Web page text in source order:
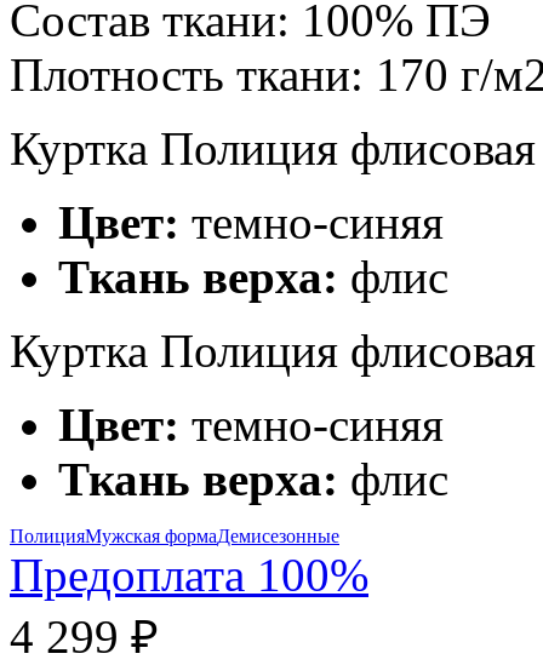
Состав ткани: 100% ПЭ
Плотность ткани: 170 г/
Куртка Полиция
Цвет: темно-синяя
Ткань верха: флис
Куртка Полиция
Цвет: темно-синяя
Ткань верха: флис
ПолицияМужская формаДемисезонные
Предоплата 100%
4 299 ₽